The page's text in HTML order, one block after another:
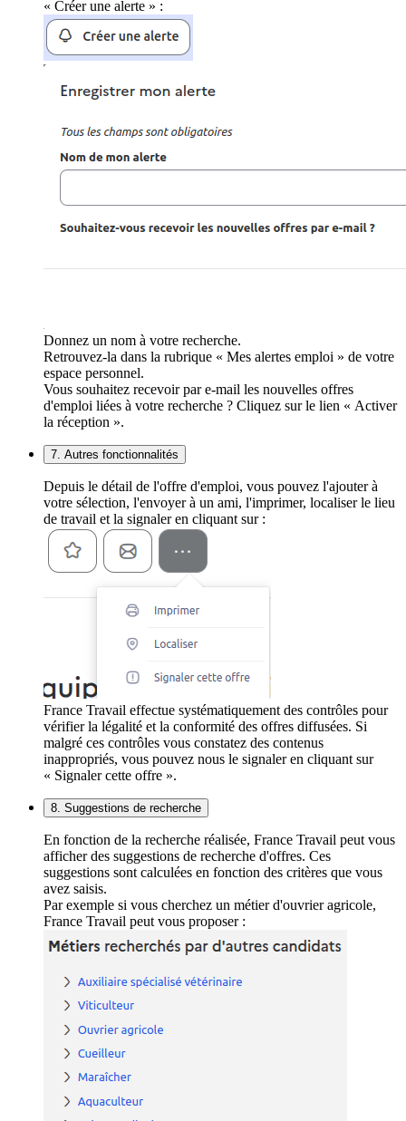
« Créer une alerte » :
Donnez un nom à votre recherche.
Retrouvez-la dans la rubrique « Mes alertes emploi » de votre
espace personnel.
Vous souhaitez recevoir par e-mail les nouvelles offres
d'emploi liées à votre recherche ? Cliquez sur le lien « Activer
la réception ».
7. Autres fonctionnalités
Depuis le détail de l'offre d'emploi, vous pouvez l'ajouter à
votre sélection, l'envoyer à un ami, l'imprimer, localiser le lieu
de travail et la signaler en cliquant sur :
France Travail effectue systématiquement des contrôles pour
vérifier la légalité et la conformité des offres diffusées. Si
malgré ces contrôles vous constatez des contenus
inappropriés, vous pouvez nous le signaler en cliquant sur
« Signaler cette offre ».
8. Suggestions de recherche
En fonction de la recherche réalisée, France Travail peut vous
afficher des suggestions de recherche d'offres. Ces
suggestions sont calculées en fonction des critères que vous
avez saisis.
Par exemple si vous cherchez un métier d'ouvrier agricole,
France Travail peut vous proposer :